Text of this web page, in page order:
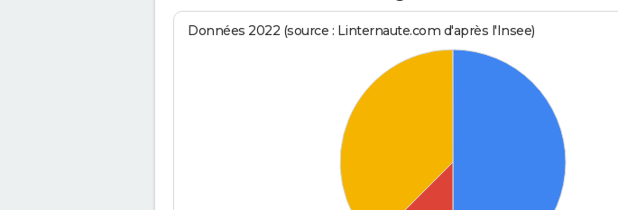
Données 2022 (source : Linternaute.com d'après l'Insee)